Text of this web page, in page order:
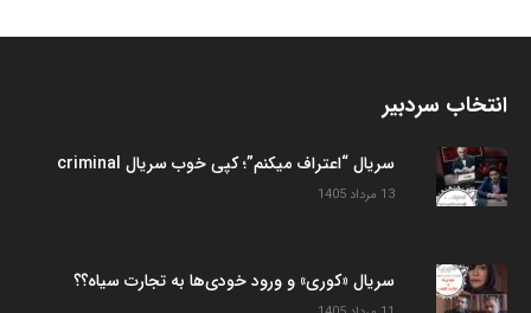
انتخاب سردبیر
سریال “اعتراف میکنم”؛ کپی خوب سریال criminal
13 مرداد 1405
سریال «کوری» و ورود خودی‌ها به تجارت سیاه؟؟